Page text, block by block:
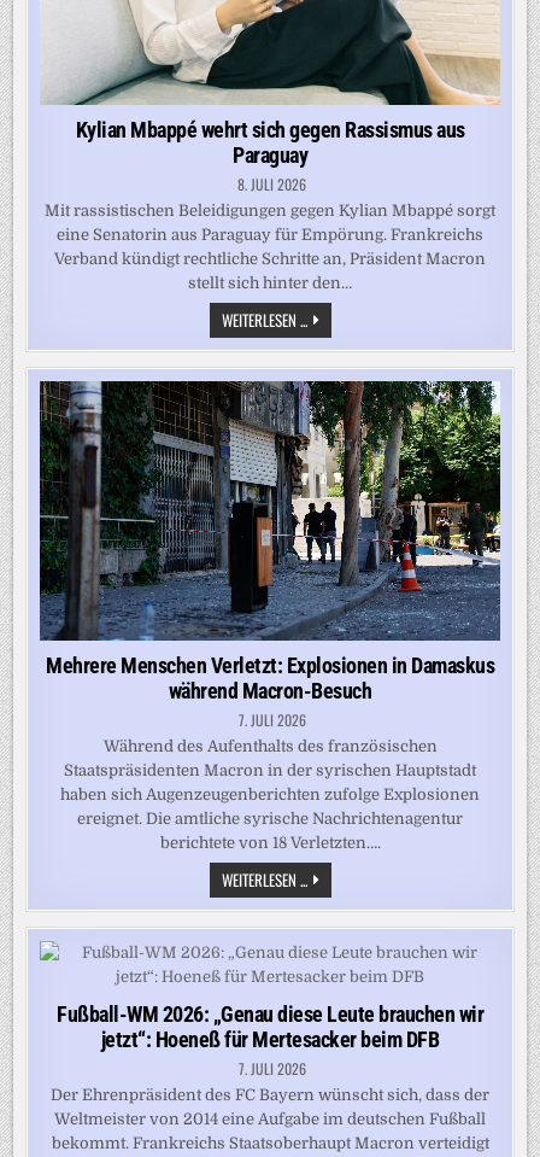
Kylian Mbappé wehrt sich gegen Rassismus aus
Paraguay
8. JULI 2026
Mit rassistischen Beleidigungen gegen Kylian Mbappé sorgt
eine Senatorin aus Paraguay für Empörung. Frankreichs
Verband kündigt rechtliche Schritte an, Präsident Macron
stellt sich hinter den…
WEITERLESEN ...KYLIAN
MBAPPÉ
WEHRT
SICH
GEGEN
RASSISMUS
AUS
PARAGUAY
Mehrere Menschen Verletzt: Explosionen in Damaskus
während Macron-Besuch
7. JULI 2026
Während des Aufenthalts des französischen
Staatspräsidenten Macron in der syrischen Hauptstadt
haben sich Augenzeugenberichten zufolge Explosionen
ereignet. Die amtliche syrische Nachrichtenagentur
berichtete von 18 Verletzten….
WEITERLESEN ...MEHRERE
MENSCHEN
VERLETZT:
EXPLOSIONEN
DAMASKUS
WÄHREND
MACRON-
BESUCH
Fußball-WM 2026: „Genau diese Leute brauchen wir
jetzt“: Hoeneß für Mertesacker beim DFB
7. JULI 2026
Der Ehrenpräsident des FC Bayern wünscht sich, dass der
Weltmeister von 2014 eine Aufgabe im deutschen Fußball
bekommt. Frankreichs Staatsoberhaupt Macron verteidigt